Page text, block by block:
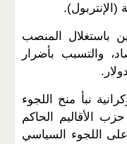
باستغلال المنصب
والتسبب بأضرار
نبأ منح اللجوء
الأقاليم الحاكم
اللجوء السياسي